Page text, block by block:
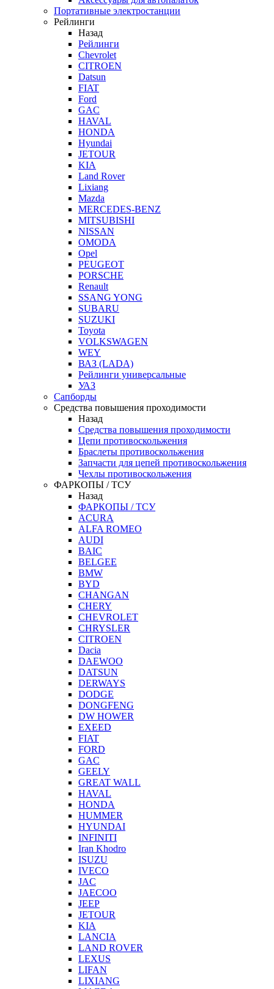
Портативные электростанции
Рейлинги
Назад
Рейлинги
Chevrolet
CITROEN
Datsun
FIAT
Ford
GAC
HAVAL
HONDA
Hyundai
JETOUR
KIA
Land Rover
Lixiang
Mazda
MERCEDES-BENZ
MITSUBISHI
NISSAN
OMODA
Opel
PEUGEOT
PORSCHE
Renault
SSANG YONG
SUBARU
SUZUKI
Toyota
VOLKSWAGEN
WEY
ВАЗ (LADA)
Рейлинги универсальные
УАЗ
Сапборды
Средства повышения проходимости
Назад
Средства повышения проходимости
Цепи противоскольжения
Браслеты противоскольжения
Запчасти для цепей противоскольжения
Чехлы противоскольжения
ФАРКОПЫ / ТСУ
Назад
ФАРКОПЫ / ТСУ
ACURA
ALFA ROMEO
AUDI
BAIC
BELGEE
BMW
BYD
CHANGAN
CHERY
CHEVROLET
CHRYSLER
CITROEN
Dacia
DAEWOO
DATSUN
DERWAYS
DODGE
DONGFENG
DW HOWER
EXEED
FIAT
FORD
GAC
GEELY
GREAT WALL
HAVAL
HONDA
HUMMER
HYUNDAI
INFINITI
Iran Khodro
ISUZU
IVECO
JAC
JAECOO
JEEP
JETOUR
KIA
LANCIA
LAND ROVER
LEXUS
LIFAN
LIXIANG